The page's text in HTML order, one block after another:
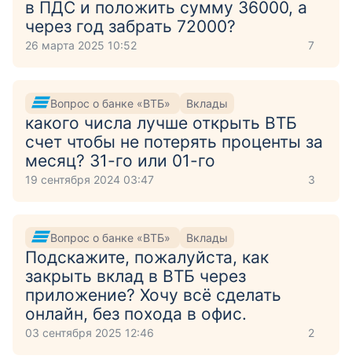
в ПДС и положить сумму 36000, а
через год забрать 72000?
26 марта 2025 10:52 7
Вопрос о банке «ВТБ» Вклады
какого числа лучше открыть ВТБ
счет чтобы не потерять проценты за
месяц? 31-го или 01-го
19 сентября 2024 03:47 3
Вопрос о банке «ВТБ» Вклады
Подскажите, пожалуйста, как
закрыть вклад в ВТБ через
приложение? Хочу всё сделать
онлайн, без похода в офис.
03 сентября 2025 12:46 2